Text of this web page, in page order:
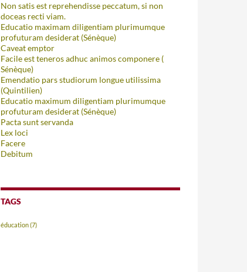
Non satis est reprehendisse peccatum, si non
doceas recti viam.
Educatio maximam diligentiam plurimumque
profuturam desiderat (Sénèque)
Caveat emptor
Facile est teneros adhuc animos componere (
Sénèque)
Emendatio pars studiorum longue utilissima
(Quintilien)
Educatio maximum diligentiam plurimumque
profuturam desiderat (Sénèque)
Pacta sunt servanda
Lex loci
Facere
Debitum
TAGS
éducation(7)